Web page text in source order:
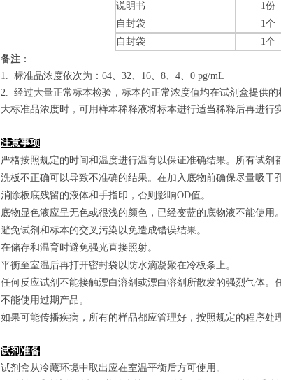
说明书
1份
自封袋
1个
自封袋
1个
备注 ：
1. 标准品浓度依次为：64、32、16、8、4、0 pg/mL
2. 经过大量正常标本检验，标本的正常浓度值均在试剂盒提供
大标准品浓度时，可用样本稀释液将标本进行适当稀释后再进行
注意事项
严格按照规定的时间和温度进行温育以保证准确结果。所有试
洗板不正确可以导致不准确的结果。在加入底物前确保尽量吸干
消除板底残留的液体和手指印，否则影响OD值。
底物显色液应呈无色或很浅的颜色，已经变蓝的底物液不能使用。
避免试剂和标本的交叉污染以免造成错误结果。
在储存和温育时避免强光直接照射。
平衡至室温后再打开密封袋以防水滴凝聚在冷板条上。
任何反应试剂不能接触漂白溶剂或漂白溶剂所散发的强烈气体。
不能使用过期产品。
如果可能传播疾病，所有的样品都应管理好，按照规定的程序处
试剂准备
试剂盒从冷藏环境中取出应在室温平衡后方可使用。